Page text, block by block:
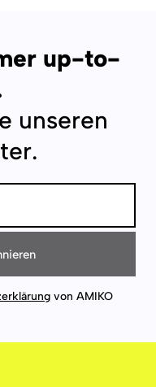
up-to-
unseren
von AMIKO